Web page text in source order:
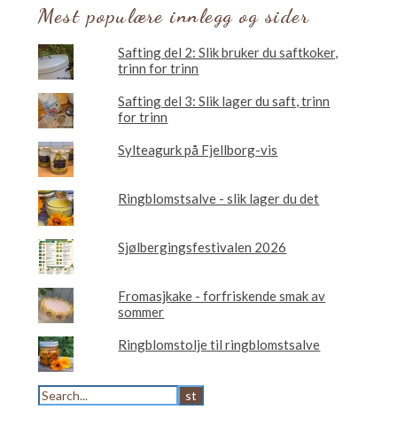
du
lese
Mest populære innlegg og sider
Safting del 2: Slik bruker du saftkoker,
trinn for trinn
Safting del 3: Slik lager du saft, trinn
for trinn
Sylteagurk på Fjellborg-vis
Ringblomstsalve - slik lager du det
Sjølbergingsfestivalen 2026
Fromasjkake - forfriskende smak av
sommer
Ringblomstolje til ringblomstsalve